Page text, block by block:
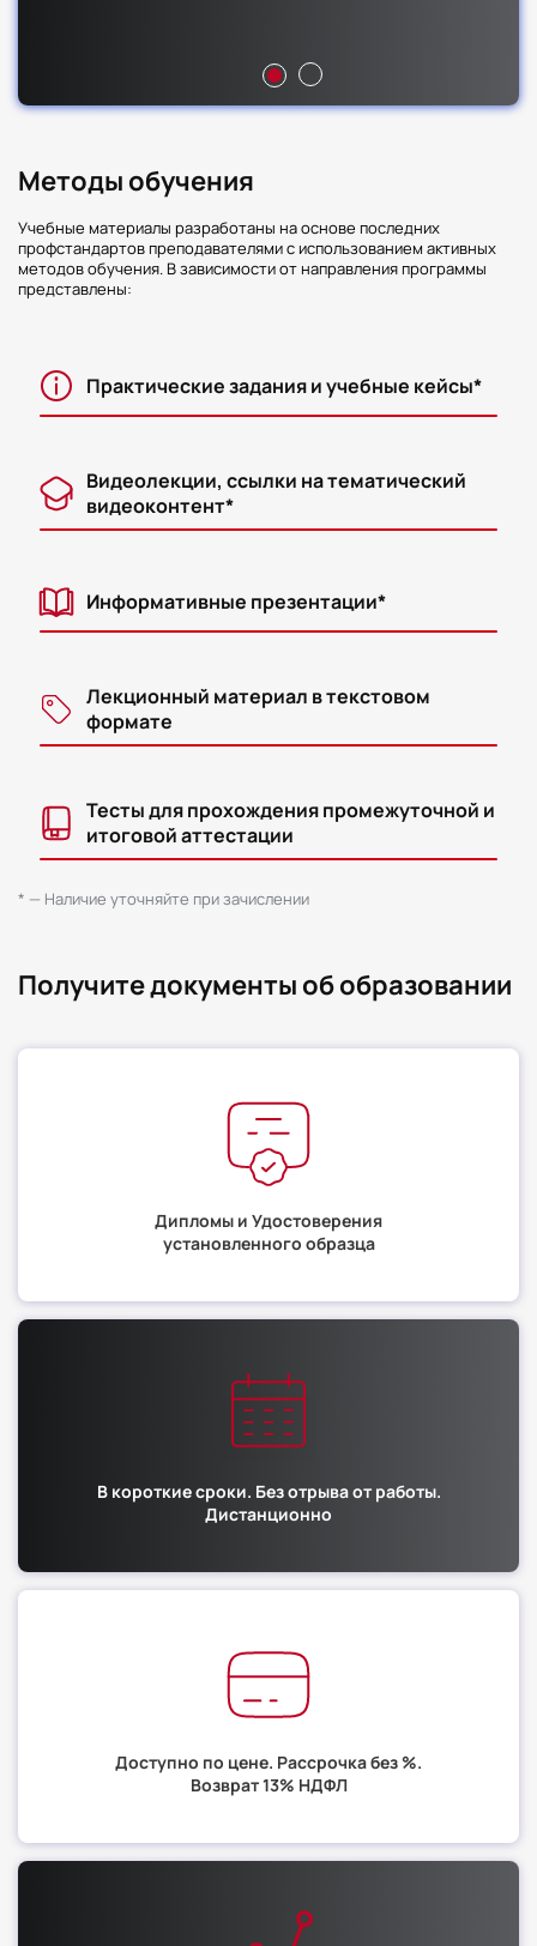
Методы обучения
Учебные материалы разработаны на основе последних
профстандартов преподавателями с использованием активных
методов обучения. В зависимости от направления программы
представлены:
Практические задания и учебные кейсы*
Видеолекции, ссылки на тематический
видеоконтент*
Информативные презентации*
Лекционный материал в текстовом
формате
Тесты для прохождения промежуточной и
итоговой аттестации
* — Наличие уточняйте при зачислении
Получите документы об образовании
Дипломы и Удостоверения
установленного образца
В короткие сроки. Без отрыва от работы.
Дистанционно
Доступно по цене. Рассрочка без %.
Возврат 13% НДФЛ